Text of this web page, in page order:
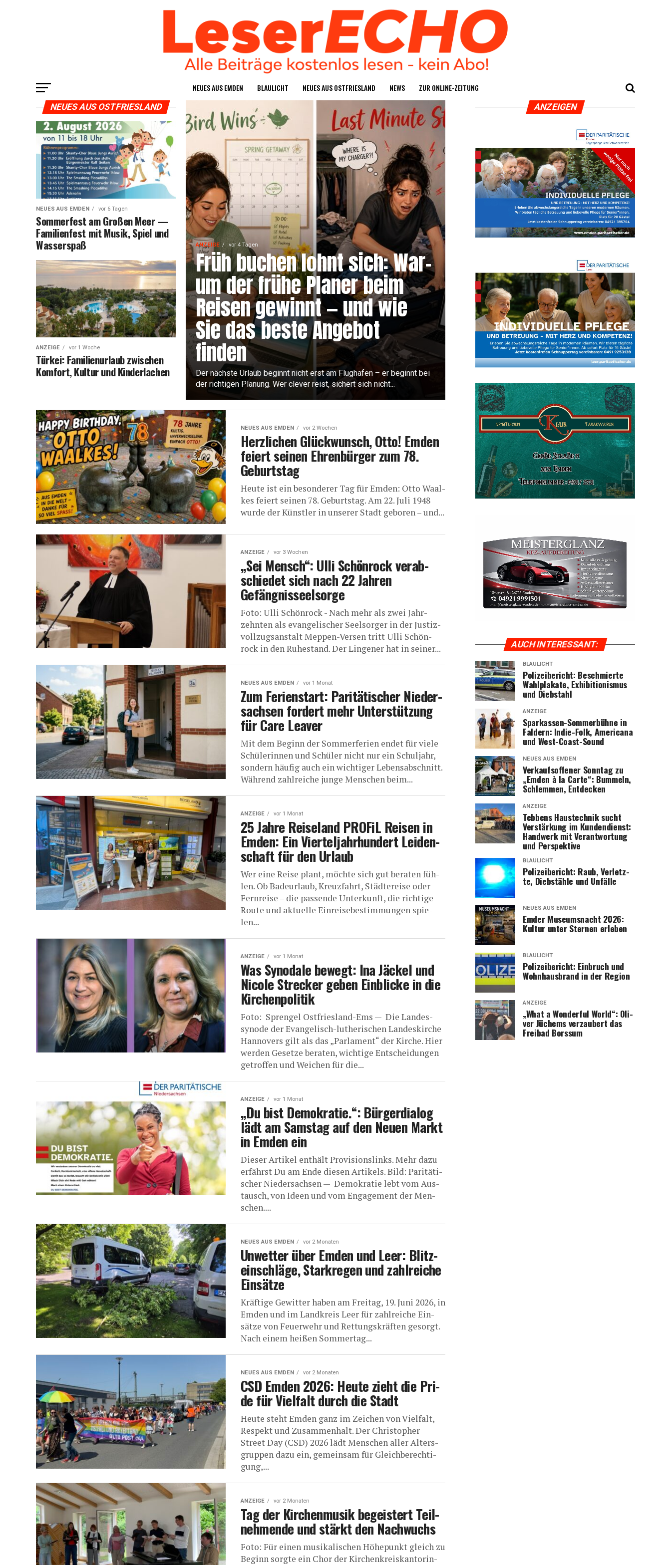
NEU­ES AUS EMDEN BLAU­LICHT NEU­ES AUS OSTFRIESLAND NEWS ZUR ONLINE-ZEI­TUNG
ANZEIGE vor 4 Tagen
Früh buchen lohnt sich: War­
um der frü­he Pla­ner beim
Rei­sen gewinnt — und wie
Sie das bes­te Ange­bot
finden
Der nächs­te Urlaub beginnt nicht erst am Flug­ha­fen – er beginnt bei
der rich­ti­gen Pla­nung. Wer cle­ver reist, sichert sich nicht...
NEUES AUS OSTFRIESLAND
NEUES AUS EMDEN vor 6 Tagen
Som­mer­fest am Gro­ßen Meer —
Fami­li­en­fest mit Musik, Spiel und
Wasserspaß
ANZEIGE vor 1 Woche
Tür­kei: Fami­li­en­ur­laub zwi­schen
Kom­fort, Kul­tur und Kinderlachen
NEUES AUS EMDEN vor 2 Wochen
Herz­li­chen Glück­wunsch, Otto! Emden
fei­ert sei­nen Ehren­bür­ger zum 78.
Geburtstag
Heu­te ist ein beson­de­rer Tag für Emden: Otto Waal­
kes fei­ert sei­nen 78. Geburts­tag. Am 22. Juli 1948
wur­de der Künst­ler in unse­rer Stadt gebo­ren – und...
ANZEIGE vor 3 Wochen
„Sei Mensch“: Ulli Schön­rock ver­ab­
schie­det sich nach 22 Jah­ren
Gefängnisseelsorge
Foto: Ulli Schönrock - Nach mehr als zwei Jahr­
zehn­ten als evan­ge­li­scher Seel­sor­ger in der Jus­tiz­
voll­zugs­an­stalt Meppen-Ver­sen tritt Ulli Schön­
rock in den Ruhe­stand. Der Lin­ge­ner hat in sei­ner...
NEUES AUS EMDEN vor 1 Monat
Zum Feri­en­start: Pari­tä­ti­scher Nie­der­
sach­sen for­dert mehr Unter­stüt­zung
für Care Leaver
Mit dem Beginn der Som­mer­fe­ri­en endet für vie­le
Schü­le­rin­nen und Schü­ler nicht nur ein Schul­jahr,
son­dern häu­fig auch ein wich­ti­ger Lebens­ab­schnitt.
Wäh­rend zahl­rei­che jun­ge Men­schen beim...
ANZEIGE vor 1 Monat
25 Jah­re Rei­se­land PRO­FiL Rei­sen in
Emden: Ein Vier­tel­jahr­hun­dert Lei­den­
schaft für den Urlaub
Wer eine Rei­se plant, möch­te sich gut bera­ten füh­
len. Ob Bade­ur­laub, Kreuz­fahrt, Städ­te­rei­se oder
Fern­rei­se – die pas­sen­de Unter­kunft, die rich­ti­ge
Rou­te und aktu­el­le Ein­rei­se­be­stim­mun­gen spie­
len...
ANZEIGE vor 1 Monat
Was Syn­oda­le bewegt: Ina Jäckel und
Nico­le Stre­cker geben Ein­bli­cke in die
Kirchenpolitik
Foto: Spren­gel Ostfriesland-Ems — Die Lan­des­
syn­ode der Evan­ge­lisch-luthe­ri­schen Lan­des­kir­che
Han­no­vers gilt als das „Par­la­ment“ der Kir­che. Hier
wer­den Geset­ze bera­ten, wich­ti­ge Ent­schei­dun­gen
getrof­fen und Wei­chen für die...
ANZEIGE vor 1 Monat
„Du bist Demo­kra­tie.“: Bür­ger­dia­log
lädt am Sams­tag auf den Neu­en Markt
in Emden ein
Die­ser Arti­kel ent­hält Pro­vi­si­ons­links. Mehr dazu
erfährst Du am Ende die­sen Artikels. Bild: Pari­tä­ti­
scher Niedersachsen — Demo­kra­tie lebt vom Aus­
tausch, von Ideen und vom Enga­ge­ment der Men­
schen....
NEUES AUS EMDEN vor 2 Monaten
Unwet­ter über Emden und Leer: Blitz­
ein­schlä­ge, Stark­re­gen und zahl­rei­che
Einsätze
Kräf­ti­ge Gewit­ter haben am Frei­tag, 19. Juni 2026, in
Emden und im Land­kreis Leer für zahl­rei­che Ein­
sät­ze von Feu­er­wehr und Ret­tungs­kräf­ten gesorgt.
Nach einem hei­ßen Som­mer­tag...
NEUES AUS EMDEN vor 2 Monaten
CSD Emden 2026: Heu­te zieht die Pri­
de für Viel­falt durch die Stadt
Heu­te steht Emden ganz im Zei­chen von Viel­falt,
Respekt und Zusam­men­halt. Der Chris­to­pher
Street Day (CSD) 2026 lädt Men­schen aller Alters­
grup­pen dazu ein, gemein­sam für Gleich­be­rech­ti­
gung,...
ANZEIGE vor 2 Monaten
Tag der Kir­chen­mu­sik begeis­tert Teil­
neh­men­de und stärkt den Nachwuchs
Foto: Für einen musi­ka­li­schen Höhe­punkt gleich zu
Beginn sorg­te ein Chor der Kir­chen­kreis­kan­to­rin­
ANZEI­GEN
AUCH INTER­ES­SANT:
BLAULICHT
Poli­zei­be­richt: Beschmier­te
Wahl­pla­ka­te, Exhi­bi­tio­nis­mus
und Diebstahl
ANZEIGE
Spar­kas­sen-Som­mer­büh­ne in
Fald­ern: Indie-Folk, Ame­ri­ca­na
und West-Coast-Sound
NEUES AUS EMDEN
Ver­kaufs­of­fe­ner Sonn­tag zu
„Emden à la Car­te“: Bum­meln,
Schlem­men, Entdecken
ANZEIGE
Teb­bens Haus­tech­nik sucht
Ver­stär­kung im Kun­den­dienst:
Hand­werk mit Ver­ant­wor­tung
und Perspektive
BLAULICHT
Poli­zei­be­richt: Raub, Ver­letz­
te, Dieb­stäh­le und Unfälle
NEUES AUS EMDEN
Emder Muse­ums­nacht 2026:
Kul­tur unter Ster­nen erleben
BLAULICHT
Poli­zei­be­richt: Ein­bruch und
Wohn­haus­brand in der Region
ANZEIGE
„What a Won­derful World“: Oli­
ver Jüchems ver­zau­bert das
Frei­bad Borssum